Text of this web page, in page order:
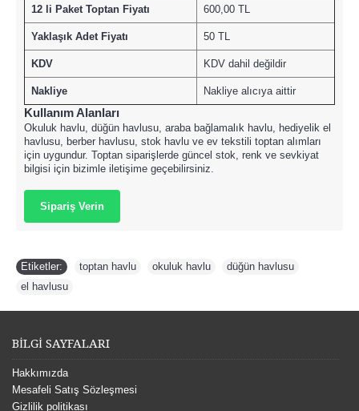
12 li Paket Toptan Fiyatı 600,00 TL
Yaklaşık Adet Fiyatı 50 TL
KDV KDV dahil değildir
Nakliye Nakliye alıcıya aittir
Kullanım Alanları
Okuluk havlu, düğün havlusu, araba bağlamalık havlu, hediyelik el
havlusu, berber havlusu, stok havlu ve ev tekstili toptan alımları
için uygundur. Toptan siparişlerde güncel stok, renk ve sevkiyat
bilgisi için bizimle iletişime geçebilirsiniz.
Sipariş Verin
Etiketler: toptan havlu okuluk havlu düğün havlusu
el havlusu
BİLGİ SAYFALARI
Hakkımızda
Mesafeli Satış Sözleşmesi
Gizlilik politikası